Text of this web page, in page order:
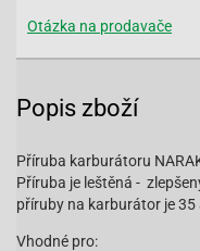
Otázka na prodavače
Popis zboží
Příruba karburátoru
Příruba je leštěná -
příruby na karburátor je 35
Vhodné pro: